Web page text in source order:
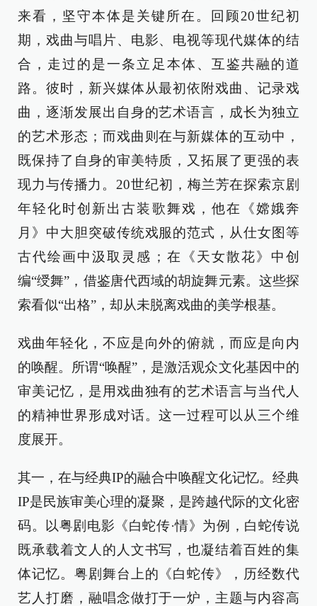
来看，坚守本体是关键所在。回顾20世纪初
期，戏曲与唱片、电影、电视等现代媒体的结
合，走过的是一条立足本体、互鉴共融的道
路。彼时，新兴媒体从最初依附戏曲、记录戏
曲，逐渐发展出自身的艺术语言，成长为独立
的艺术形态；而戏曲则在与新媒体的互动中，
既保持了自身的审美特质，又拓展了更强的表
现力与传播力。20世纪初，梅兰芳在探索京剧
年轻化时创新出古装歌舞戏，他在《嫦娥奔
月》中大胆突破传统戏服的范式，从仕女图等
古代绘画中汲取灵感；在《天女散花》中创
编“绶舞”，借鉴唐代西域的胡旋舞元素。这些探
索看似“出格”，却从未脱离戏曲的美学根基。
戏曲年轻化，不应是向外的俯就，而应是向内
的唤醒。所谓“唤醒”，是激活观众文化基因中的
审美记忆，是用戏曲独有的艺术语言与当代人
的精神世界形成对话。这一过程可以从三个维
度展开。
其一，在与经典IP的融合中唤醒文化记忆。经典
IP是民族审美心理的凝聚，是跨越代际的文化密
码。以粤剧电影《白蛇传·情》为例，白蛇传说
既承载着文人的人文书写，也凝结着百姓的集
体记忆。粤剧舞台上的《白蛇传》，历经数代
艺人打磨，融唱念做打于一炉，主题与内容高